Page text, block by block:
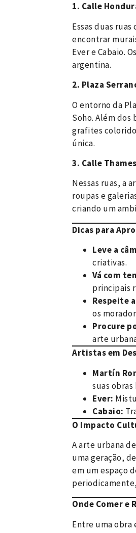
1. Calle
Essas duas
encontrar
Ever e Cabaio.
argentina.
2. Plaza
O entorno da
Soho. Além dos
grafites
única.
3. Calle
Nessas ruas, a
roupas e
criando um
Dicas para
Leve a
criativas.
Vá com
principais
Respeite
os
Procure
arte
Artistas em
Martín
suas
Ever:
Cabaio:
O Impacto
A arte urbana
uma geração,
em um espaço
Onde Comer e
Entre uma obra